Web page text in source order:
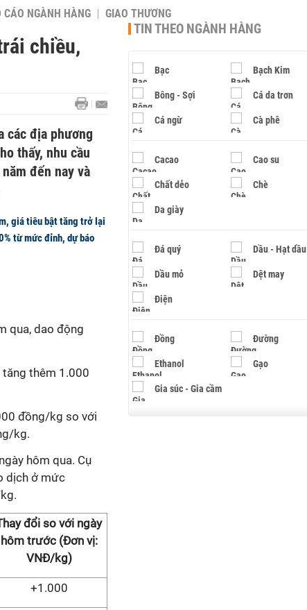
CÁO NGÀNH HÀNG GIAO THƯƠNG
chiều,
các địa phương
thấy, nhu cầu
đến nay và
giá tiêu bật tăng trở lại
từ mức đỉnh, dự báo
qua, dao động
thêm 1.000
đồng/kg so với
kg.
hôm qua. Cụ
dịch ở mức
đổi so với ngày
hôm trước (Đơn vị:
VNĐ/kg)
+1.000
TIN THEO NGÀNH HÀNG
Bạc Bạch Kim
Bông - Sợi Cá da trơn
Cá ngừ Cà phê
Cacao Cao su
Chất dẻo Chè
Da giày
Đá quý Dầu - Hạt dầu
Dầu mỏ Dệt may
Điện
Đồng Đường
Ethanol Gạo
Gia súc - Gia cầm